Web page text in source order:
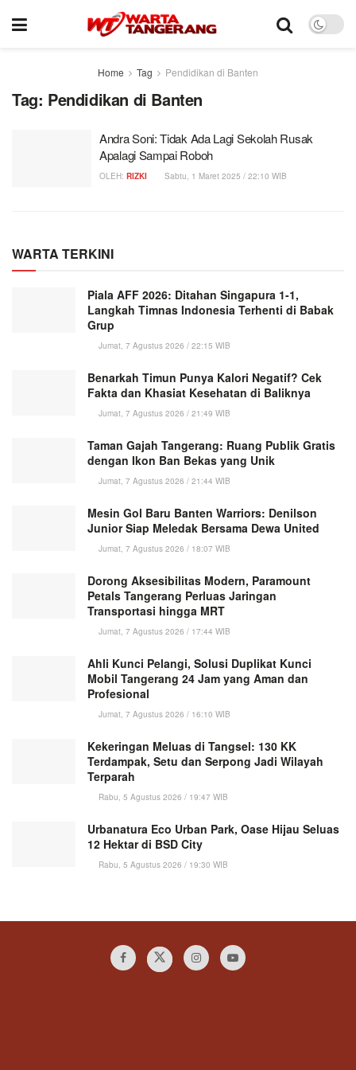
Home Tag Pendidikan di Banten
Tag: Pendidikan di Banten
Andra Soni: Tidak Ada Lagi Sekolah Rusak
Apalagi Sampai Roboh
OLEH: RIZKI Sabtu, 1 Maret 2025 / 22:10 WIB
WARTA TERKINI
Piala AFF 2026: Ditahan Singapura 1-1,
Langkah Timnas Indonesia Terhenti di Babak
Grup
Jumat, 7 Agustus 2026 / 22:15 WIB
Benarkah Timun Punya Kalori Negatif? Cek
Fakta dan Khasiat Kesehatan di Baliknya
Jumat, 7 Agustus 2026 / 21:49 WIB
Taman Gajah Tangerang: Ruang Publik Gratis
dengan Ikon Ban Bekas yang Unik
Jumat, 7 Agustus 2026 / 21:44 WIB
Mesin Gol Baru Banten Warriors: Denilson
Junior Siap Meledak Bersama Dewa United
Jumat, 7 Agustus 2026 / 18:07 WIB
Dorong Aksesibilitas Modern, Paramount
Petals Tangerang Perluas Jaringan
Transportasi hingga MRT
Jumat, 7 Agustus 2026 / 17:44 WIB
Ahli Kunci Pelangi, Solusi Duplikat Kunci
Mobil Tangerang 24 Jam yang Aman dan
Profesional
Jumat, 7 Agustus 2026 / 16:10 WIB
Kekeringan Meluas di Tangsel: 130 KK
Terdampak, Setu dan Serpong Jadi Wilayah
Terparah
Rabu, 5 Agustus 2026 / 19:47 WIB
Urbanatura Eco Urban Park, Oase Hijau Seluas
12 Hektar di BSD City
Rabu, 5 Agustus 2026 / 19:30 WIB